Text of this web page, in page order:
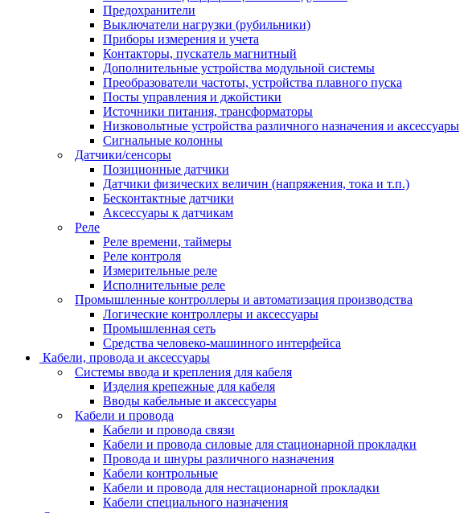
Предохранители
Выключатели нагрузки (рубильники)
Приборы измерения и учета
Контакторы, пускатель магнитный
Дополнительные устройства модульной системы
Преобразователи частоты, устройства плавного пуска
Посты управления и джойстики
Источники питания, трансформаторы
Низковольтные устройства различного назначения и аксессуары
Сигнальные колонны
Датчики/сенсоры
Позиционные датчики
Датчики физических величин (напряжения, тока и т.п.)
Бесконтактные датчики
Аксессуары к датчикам
Реле
Реле времени, таймеры
Реле контроля
Измерительные реле
Исполнительные реле
Промышленные контроллеры и автоматизация производства
Логические контроллеры и аксессуары
Промышленная сеть
Средства человеко-машинного интерфейса
Кабели, провода и аксессуары
Системы ввода и крепления для кабеля
Изделия крепежные для кабеля
Вводы кабельные и аксессуары
Кабели и провода
Кабели и провода связи
Кабели и провода силовые для стационарной прокладки
Провода и шнуры различного назначения
Кабели контрольные
Кабели и провода для нестационарной прокладки
Кабели специального назначения